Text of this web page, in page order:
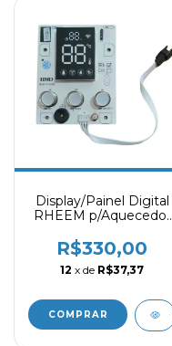
Display/Painel Digital
RHEEM p/Aquecedor
R$330,00
12 x de R$37,37